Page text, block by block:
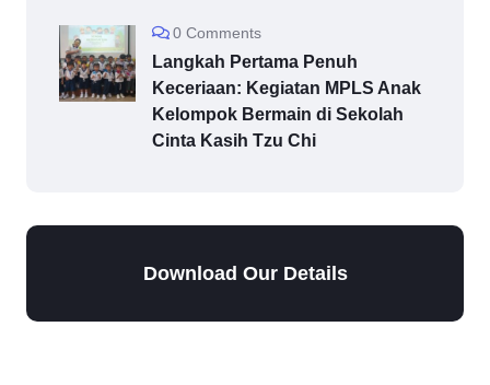
0 Comments
Langkah Pertama Penuh
Keceriaan: Kegiatan MPLS Anak
Kelompok Bermain di Sekolah
Cinta Kasih Tzu Chi
Download Our Details